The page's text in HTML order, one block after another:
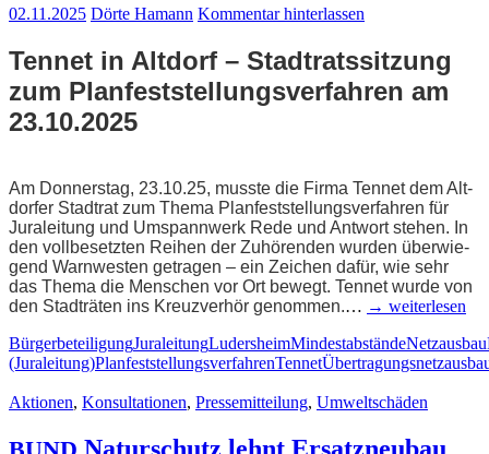
02.11.2025 Dörte Hamann Kommentar hinterlassen
Ten­net in Alt­dorf – Stadt­rats­sit­zung
zum Plan­fest­stel­lungs­ver­fah­ren am
23.10.2025
Am Don­ners­tag, 23.10.25, muss­te die Fir­ma Ten­net dem Alt­
dor­fer Stadt­rat zum The­ma Plan­fest­stel­lungs­ver­fah­ren für
Jura­lei­tung und Umspann­werk Rede und Ant­wort ste­hen. In
den voll­be­setz­ten Rei­hen der Zuhö­ren­den wur­den über­wie­
gend Warn­wes­ten getra­gen – ein Zei­chen dafür, wie sehr
das The­ma die Men­schen vor Ort bewegt. Ten­net wur­de von
den Stadt­rä­ten ins Kreuz­ver­hör genom­men.… → wei­ter­le­sen
BürgerbeteiligungJuraleitungLudersheimMindestabständeNetzausbau
(Juraleitung)PlanfeststellungsverfahrenTennet
Aktionen, Konsultationen, Pressemitteilung, Umweltschäden
Natur­schutz lehnt Ersatz­neu­bau